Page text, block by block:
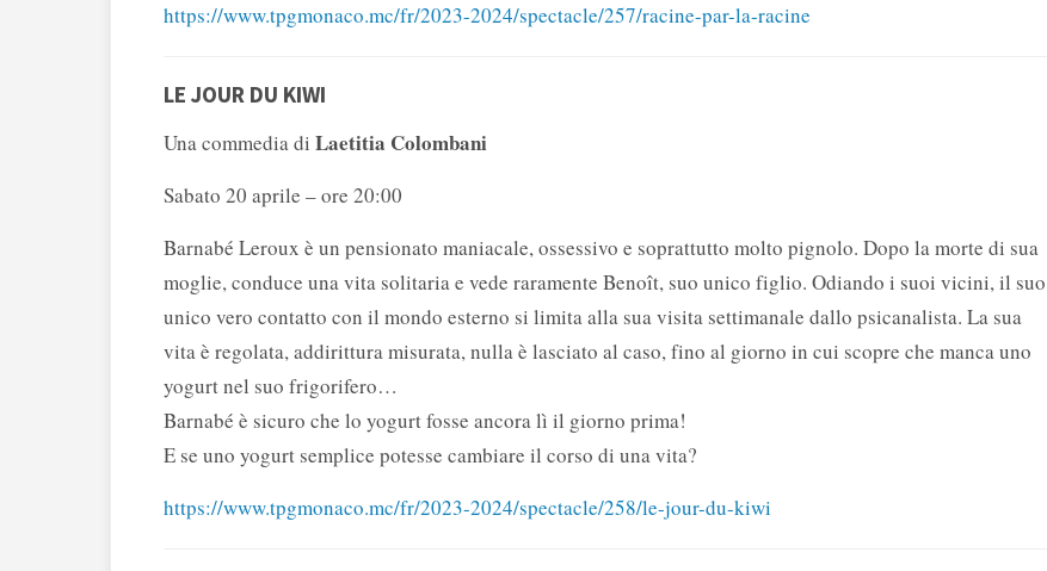
https://www.tpgmonaco.mc/fr/2023-2024/spectacle/257/racine-par-la-racine
LE JOUR DU KIWI
Una commedia di Laetitia Colombani
Sabato 20 aprile – ore 20:00
Barnabé Leroux è un pensionato maniacale, ossessivo e soprattutto molto pignolo. Dopo la morte di sua
moglie, conduce una vita solitaria e vede raramente Benoît, suo unico figlio. Odiando i suoi vicini, il suo
unico vero contatto con il mondo esterno si limita alla sua visita settimanale dallo psicanalista. La sua
vita è regolata, addirittura misurata, nulla è lasciato al caso, fino al giorno in cui scopre che manca uno
yogurt nel suo frigorifero…
Barnabé è sicuro che lo yogurt fosse ancora lì il giorno prima!
E se uno yogurt semplice potesse cambiare il corso di una vita?
https://www.tpgmonaco.mc/fr/2023-2024/spectacle/258/le-jour-du-kiwi